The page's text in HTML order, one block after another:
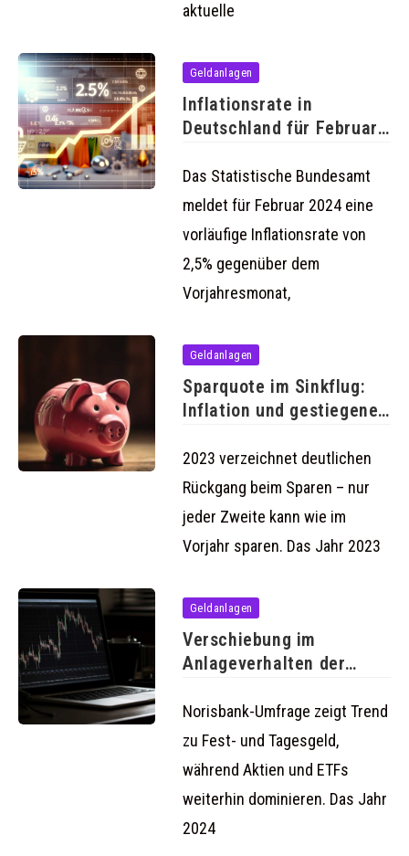
aktuelle
Geldanlagen
Inflationsrate in
Deutschland für Februar
voraussichtlichen
Das Statistische Bundesamt
meldet für Februar 2024 eine
vorläufige Inflationsrate von
2,5% gegenüber dem
Vorjahresmonat,
Geldanlagen
Sparquote im Sinkflug:
Inflation und gestiegene
bremsen
2023 verzeichnet deutlichen
Rückgang beim Sparen – nur
jeder Zweite kann wie im
Vorjahr sparen. Das Jahr 2023
Geldanlagen
Verschiebung im
Anlageverhalten der
Sicherheit gewinnt
Norisbank-Umfrage zeigt Trend
zu Fest- und Tagesgeld,
während Aktien und ETFs
weiterhin dominieren. Das Jahr
2024